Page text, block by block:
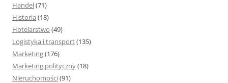
Handel(71)
Historia (18)
Hotelarstwo (49)
Logistyka i transport(135)
Marketing(176)
Marketing polityczny(18)
Nieruchomości(91)